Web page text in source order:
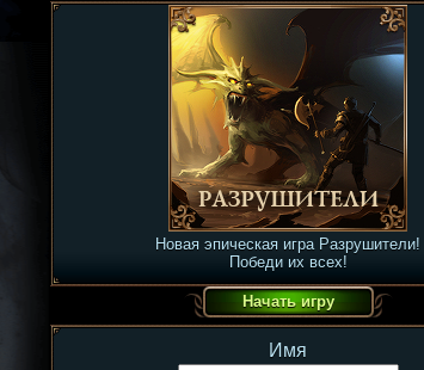
Новая эпическая игра Разрушители!
Победи их всех!
Имя